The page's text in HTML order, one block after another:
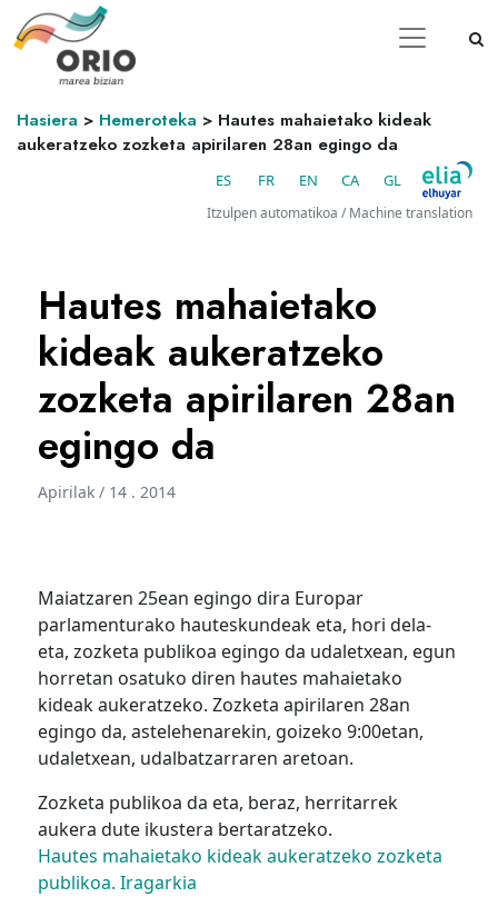
Hasiera > Hemeroteka > Hautes mahaietako kideak
aukeratzeko zozketa apirilaren 28an egingo da
ES FR EN CA GL
Itzulpen automatikoa / Machine translation
Hautes mahaietako
kideak aukeratzeko
zozketa apirilaren 28an
egingo da
Apirilak / 14 . 2014
Maiatzaren 25ean egingo dira Europar
parlamenturako hauteskundeak eta, hori dela-
eta, zozketa publikoa egingo da udaletxean, egun
horretan osatuko diren hautes mahaietako
kideak aukeratzeko. Zozketa apirilaren 28an
egingo da, astelehenarekin, goizeko 9:00etan,
udaletxean, udalbatzarraren aretoan.
Zozketa publikoa da eta, beraz, herritarrek
aukera dute ikustera bertaratzeko.
Hautes mahaietako kideak aukeratzeko zozketa
publikoa. Iragarkia